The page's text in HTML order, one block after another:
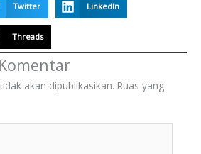
Twitter LinkedIn
Threads
akan dipublikasikan. Ruas yang